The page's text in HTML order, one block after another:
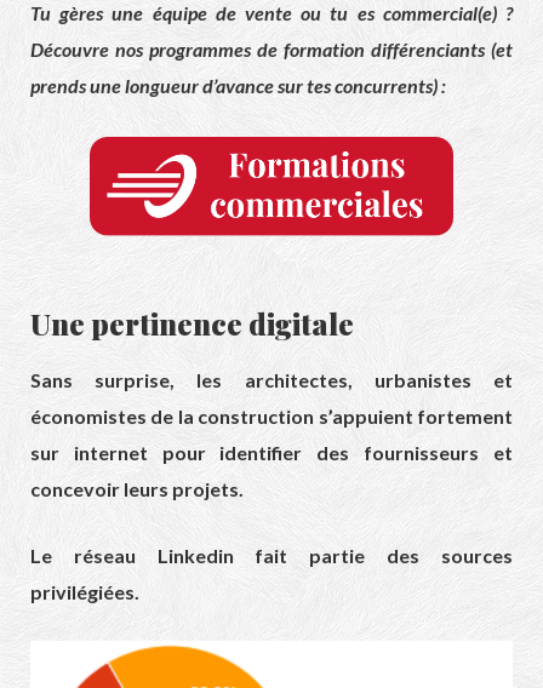
Tu gères une équipe de vente ou tu es commercial(e) ?
Découvre nos programmes de formation différenciants (et
prends une longueur d’avance sur tes concurrents) :
Une pertinence digitale
Sans surprise, les architectes, urbanistes et
économistes de la construction s’appuient fortement
sur internet pour identifier des fournisseurs et
concevoir leurs projets.
Le réseau Linkedin fait partie des sources
privilégiées.